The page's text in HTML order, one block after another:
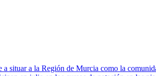
situar a la Región de Murcia como la